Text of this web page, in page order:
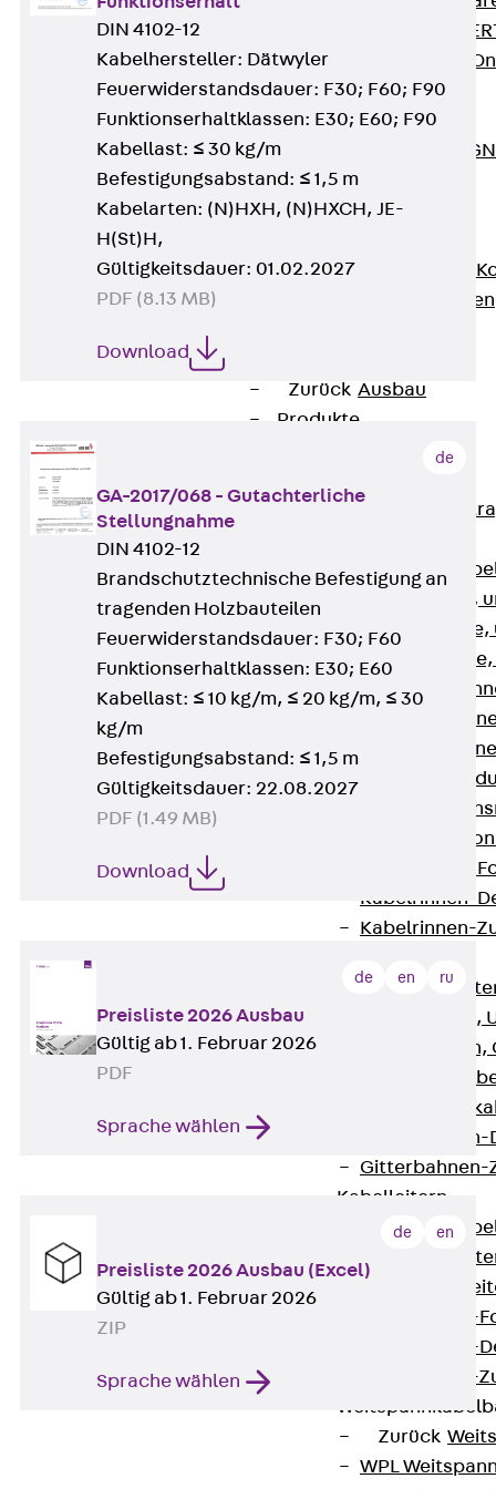
JORDAHL®
JORDAHL® JVB
ISOCHECK
ISODESIGN
FERBOX®-
CAD und BIM
Services
Beratung, Planung,
Individuelle Lösungen
Zurück Ausbau
Produkte
Produkte
Zurück
R Kabelrinne,
RS
RG
RGM
RGS
RGL
RI
RIS
Kabelrinnen-
Kabelrinnen-
Kabelrinnen-
Zurück
G Gitterbahn,
GI
GTD
GTDW
Gitterbahnen-
Gitterbahnen-
Kabelleitern
Zurück
LGG
LGGS
Kabelleitern-
Kabelleitern-
Kabelleitern-
Zurück
WPL
DIN 4102-12
Kabelhersteller: Dätwyler
Feuerwiderstandsdauer: F30; F60; F90
Funktionserhaltklassen: E30; E60; F90
Kabellast: ≤ 30 kg/m
Befestigungsabstand: ≤ 1,5 m
Kabelarten: (N)HXH, (N)HXCH, JE-
H(St)H,
Gültigkeitsdauer: 01.02.2027
PDF (8.13 MB)
Download
de
GA-2017/068 - Gutachterliche
Stellungnahme
DIN 4102-12
Brandschutztechnische Befestigung an
tragenden Holzbauteilen
Feuerwiderstandsdauer: F30; F60
Funktionserhaltklassen: E30; E60
Kabellast: ≤ 10 kg/m, ≤ 20 kg/m, ≤ 30
kg/m
Befestigungsabstand: ≤ 1,5 m
Gültigkeitsdauer: 22.08.2027
PDF (1.49 MB)
Download
de en ru
Preisliste 2026 Ausbau
Gültig ab 1. Februar 2026
PDF
Sprache wählen
de en
Preisliste 2026 Ausbau (Excel)
Gültig ab 1. Februar 2026
ZIP
Sprache wählen